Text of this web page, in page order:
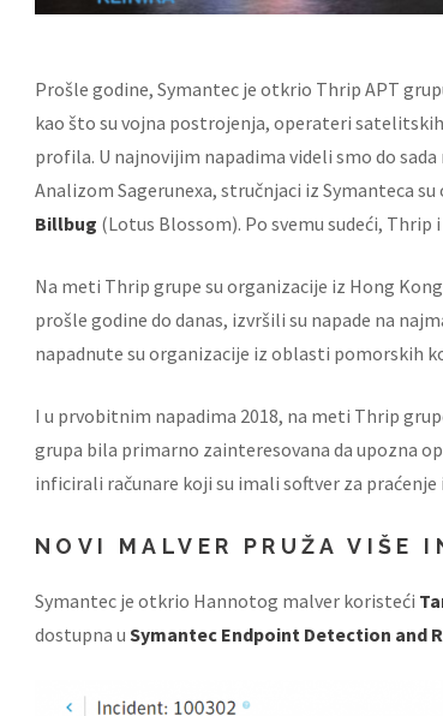
Prošle godine, Symantec je otkrio Thrip APT
kao što su vojna postrojenja, operateri
profila. U najnovijim napadima videli smo do
Analizom Sagerunexa, stručnjaci iz Symanteca
Billbug (Lotus Blossom). Po svemu sudeći, Thrip
Na meti Thrip grupe su organizacije iz Hong
prošle godine do danas, izvršili su napade na
napadnute su organizacije iz oblasti pomorskih
I u prvobitnim napadima 2018, na meti Thrip
grupa bila primarno zainteresovana da upozna
inficirali računare koji su imali softver za
NOVI MALVER PRUŽA VIŠE
Symantec je otkrio Hannotog malver koristeći
dostupna u Symantec Endpoint Detection and